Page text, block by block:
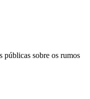
públicas sobre os rumos